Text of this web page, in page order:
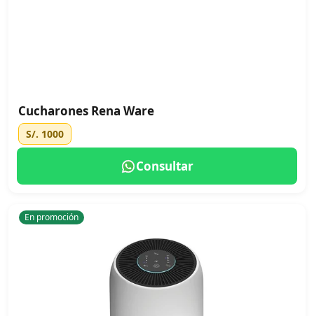
Cucharones Rena Ware
S/. 1000
Consultar
En promoción